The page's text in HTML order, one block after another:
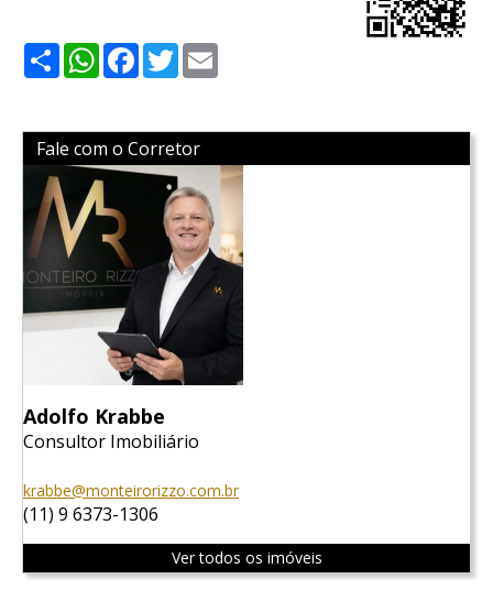
ShareWhatsApp
Facebook
Twitter
Fale com o Corretor
Adolfo Krabbe
Consultor Imobiliário
krabbe@monteirorizzo.com.br
(11) 9 6373-1306
Ver todos os imóveis